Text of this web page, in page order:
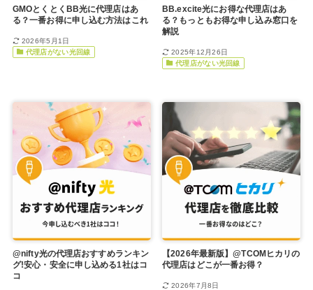
GMOとくとくBB光に代理店はあ
る？一番お得に申し込む方法はこれ
2026年5月1日
代理店がない光回線
BB.excite光にお得な代理店はあ
る？もっともお得な申し込み窓口を
解説
2025年12月26日
代理店がない光回線
@nifty光の代理店おすすめランキン
グ!安心・安全に申し込める1社はコ
コ
【2026年最新版】@TCOMヒカリの
代理店はどこが一番お得？
2026年7月8日